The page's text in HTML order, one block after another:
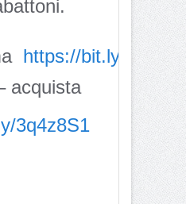
https://bit.ly/
acquista
3q4z8S1